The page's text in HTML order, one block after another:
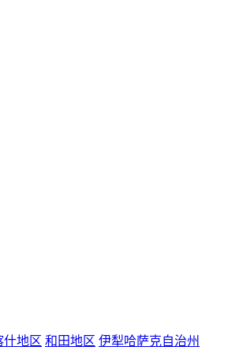
什地区 和田地区 伊犁哈萨克自治州